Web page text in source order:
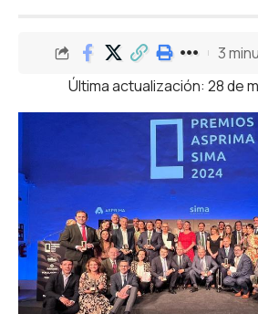
Última actualización: 28 de
3